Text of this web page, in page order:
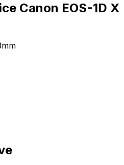
Canon EOS-1D X